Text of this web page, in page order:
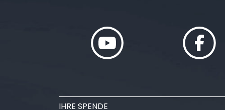
IHRE SPENDE